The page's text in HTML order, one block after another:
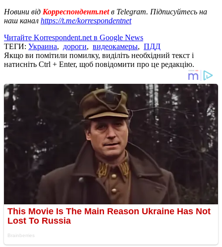
Новини від Корреспондент.netв Telegram. Підписуйтесь на
наш канал https://t.me/korrespondentnet
Читайте Korrespondent.net в Google News
ТЕГИ: Украина, дороги, видеокамеры, ПДД
Якщо ви помітили помилку, виділіть необхідний текст і
натисніть Ctrl + Enter, щоб повідомити про це редакцію.